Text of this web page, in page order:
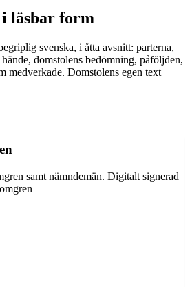
i läsbar form
svenska, i åtta avsnitt: parterna,
domstolens bedömning, påföljden,
medverkade. Domstolens egen text
samt nämndemän. Digitalt signerad